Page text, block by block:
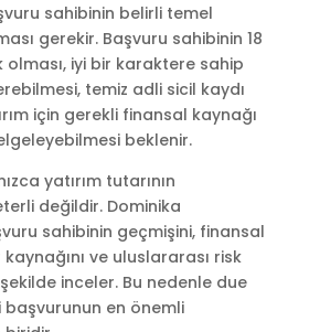
sahibinin belirli temel
gerekir. Başvuru sahibinin 18
olması, iyi bir karaktere sahip
temiz adli sicil kaydı
için gerekli finansal kaynağı
beklenir.
yatırım tutarının
değildir. Dominika
sahibinin geçmişini, finansal
ve uluslararası risk
inceler. Bu nedenle due
en önemli